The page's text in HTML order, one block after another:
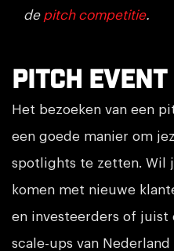
de pitch competitie.
Pitch event
Het bezoeken van een
een goede manier om
spotlights te zetten. Wil
komen met nieuwe
en investeerders of juist
scale-ups van